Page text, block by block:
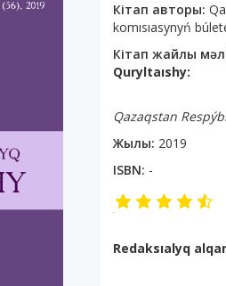
Кітап авторы:
komısıasynyń
Кітап жайлы
Quryltaıshy:
Qazaqstan
Жылы: 2019
ISBN: -
Redaksıalyq